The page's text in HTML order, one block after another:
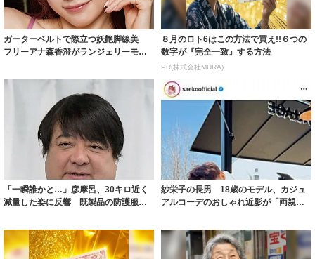
ガーターベルトで際立つ妖艶脚線美
フリーアナ森香澄がランジェリーモデ
８月のロト6はこの方法で買え!!６つの
数字が『完全一致』する方法
PR(株式会社MURA)
「一瞬誰かと…」彦摩呂、30キロ近く
減量した姿に反響 既製品の防護服が
紗栄子の長男 18歳のモデル、カジュ
アルコーデのおしゃれ近影が「両親の